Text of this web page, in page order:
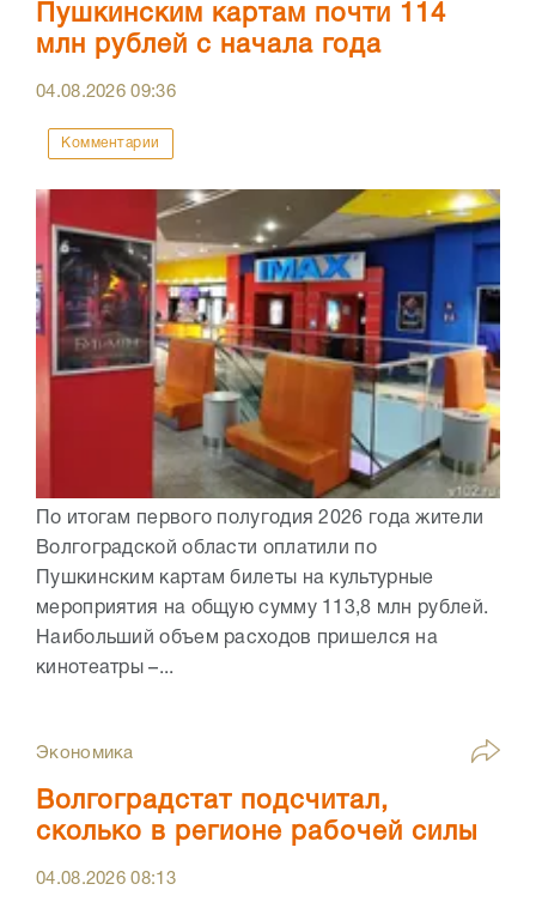
Пушкинским картам почти 114
млн рублей с начала года
04.08.202609:36
Комментарии
По итогам первого полугодия 2026 года жители
Волгоградской области оплатили по
Пушкинским картам билеты на культурные
мероприятия на общую сумму 113,8 млн рублей.
Наибольший объем расходов пришелся на
кинотеатры –...
Экономика
Волгоградстат подсчитал,
сколько в регионе рабочей силы
04.08.202608:13